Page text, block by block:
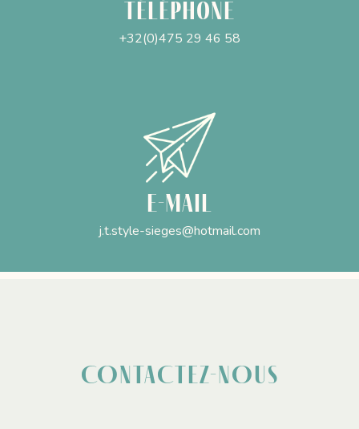
Téléphone
+32(0)475 29 46 58
E-mail
j.t.style-sieges@hotmail.com
CONTACTEZ-NOUS